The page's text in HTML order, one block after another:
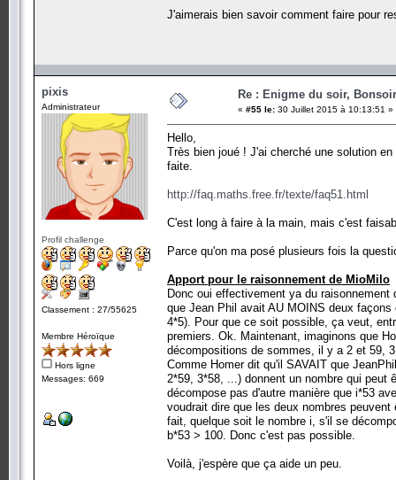
[41, [2, 2, 2, 2, 2, 3, 3]]
[41, [2, 3, 5, 13]]
[41, [2, 2, 2, 3, 17]]
[41, [2, 3, 3, 23]]
[47, [2, 3, 41]]
[47, [2, 2, 2, 5, 7]]
[47, [2, 5, 37]]
[47, [2, 2, 2, 2, 2, 3, 5]]
[47, [2, 2, 2, 2, 31]]
[47, [2, 3, 5, 17]]
[47, [2, 3, 3, 29]]
[47, [2, 5, 5, 11]]
[51, [2, 7, 7]]
[51, [2, 2, 2, 2, 3, 3]]
[51, [2, 2, 47]]
[51, [2, 5, 23]]
[51, [2, 2, 7, 11]]
[51, [2, 2, 2, 43]]
[51, [2, 5, 41]]
[51, [2, 2, 2, 5, 11]]
[51, [2, 2, 3, 3, 13]]
[51, [2, 13, 19]]
[51, [2, 7, 37]]
[51, [2, 2, 2, 2, 5, 7]]
[51, [2, 17, 17]]
[51, [2, 3, 3, 3, 11]]
[51, [2, 2, 5, 31]]
J'aimerais bien savoir comment faire pour
pixis
Administrateur
Profil challenge
Classement : 27/55625
Membre Héroïque
Hors ligne
Messages: 669
Re : Enigme du soir,
« #55 le: 30 Juillet 2015 à 10:13:51 »
Hello,
Très bien joué ! J'ai cherché une solution
faite.
http://faq.maths.free.fr/texte/faq51.html
C'est long à faire à la main, mais c'est
Parce qu'on ma posé plusieurs fois la
Apport pour le raisonnement de MioMilo
Donc oui effectivement ya du
que Jean Phil avait AU MOINS deux
4*5). Pour que ce soit possible, ça veut,
premiers. Ok. Maintenant, imaginons que
décompositions de sommes, il y a 2 et 59,
Comme Homer dit qu'il SAVAIT que
2*59, 3*58, ...) donnent un nombre qui peut
décompose pas d'autre manière que i*53
voudrait dire que les deux nombres
fait, quelque soit le nombre i, s'il se
b*53 > 100. Donc c'est pas possible.
Voilà, j'espère que ça aide un peu.